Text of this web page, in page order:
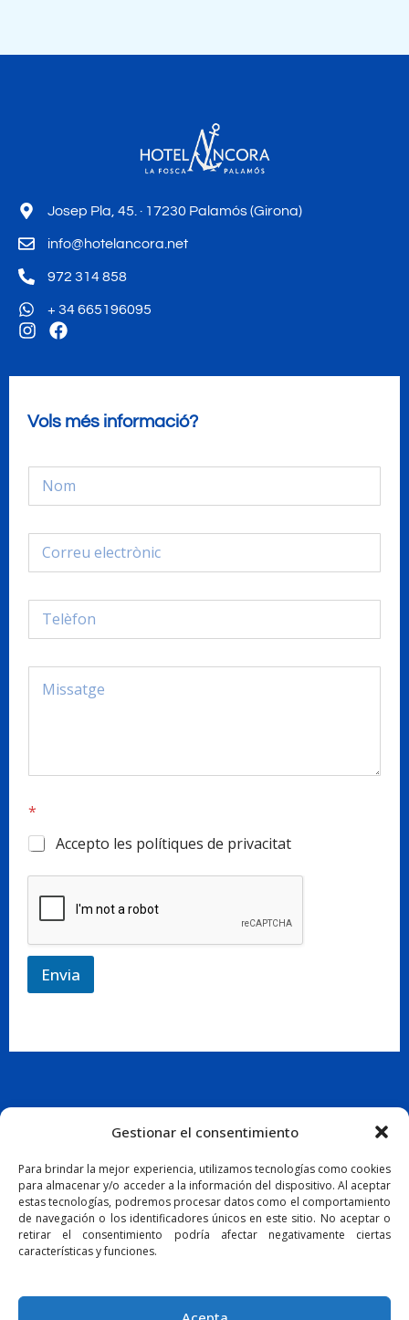
Gestionar el consentimiento
Para brindar la mejor experiencia, utilizamos tecnologías como cookies
para almacenar y/o acceder a la información del dispositivo. Al aceptar
estas tecnologías, podremos procesar datos como el comportamiento
de navegación o los identificadores únicos en este sitio. No aceptar o
retirar el consentimiento podría afectar negativamente ciertas
características y funciones.
Josep Pla, 45. · 17230 Palamós (Girona)
info@hotelancora.net
972 314 858
+ 34 665196095
Vols més informació?
*
Accepto les polítiques de privacitat
Envia
Politica de cookiesAvis legal i política de privacitat